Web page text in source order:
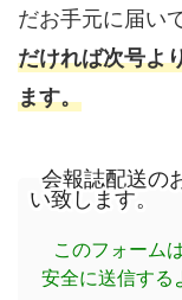
だお手元に届い
だければ次号よ
ます。
会報誌配送の
い致します。
このフォーム
安全に送信する